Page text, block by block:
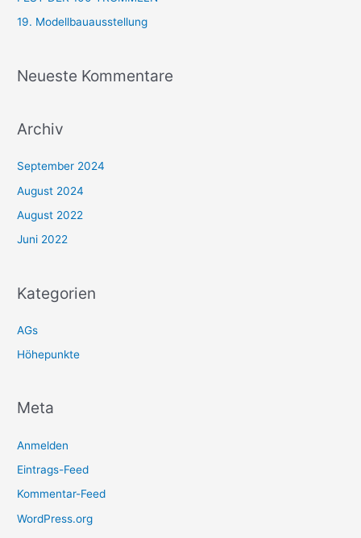
c
h
19. Modellbauausstellung
Neueste Kommentare
Archiv
September 2024
August 2024
August 2022
Juni 2022
Kategorien
AGs
Höhepunkte
Meta
Anmelden
Eintrags-Feed
Kommentar-Feed
WordPress.org